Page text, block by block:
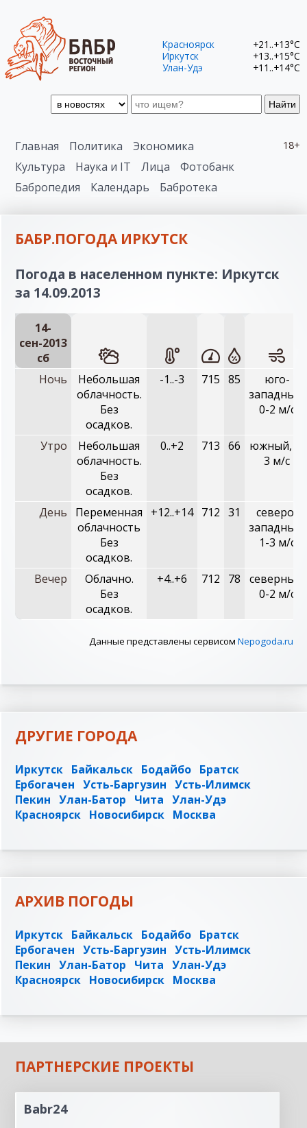
Найти
Красноярск
+21..+13°C
Иркутск
+13..+15°C
Улан-Удэ
+11..+14°C
18+
Главная Политика
Экономика
Культура
Наука и IT Лица
Фотобанк
Бабропедия
Календарь Бабротека
БАБР.ПОГОДА ИРКУТСК
Погода в населенном пункте: Иркутск
за 14.09.2013
14-
сен-2013
сб
Ночь
Небольшая
облачность.
Без
осадков.
-1..-3 715 85
юго-
западный,
0-2 м/с
Утро
Небольшая
облачность.
Без
осадков.
0..+2 713 66
южный, 1-
3 м/с
День
Переменная
облачность
Без
осадков.
+12..+14 712 31
северо-
западный,
1-3 м/с
Вечер
Облачно.
Без
осадков.
+4..+6 712 78
северный,
0-2 м/с
Данные представлены сервисом Nepogoda.ru
ДРУГИЕ ГОРОДА
Иркутск Байкальск Бодайбо Братск
Ербогачен Усть-Баргузин Усть-Илимск
Пекин Улан-Батор Чита Улан-Удэ
Красноярск Новосибирск Москва
АРХИВ ПОГОДЫ
Иркутск Байкальск Бодайбо Братск
Ербогачен Усть-Баргузин Усть-Илимск
Пекин Улан-Батор Чита Улан-Удэ
Красноярск Новосибирск Москва
ПАРТНЕРСКИЕ ПРОЕКТЫ
Babr24